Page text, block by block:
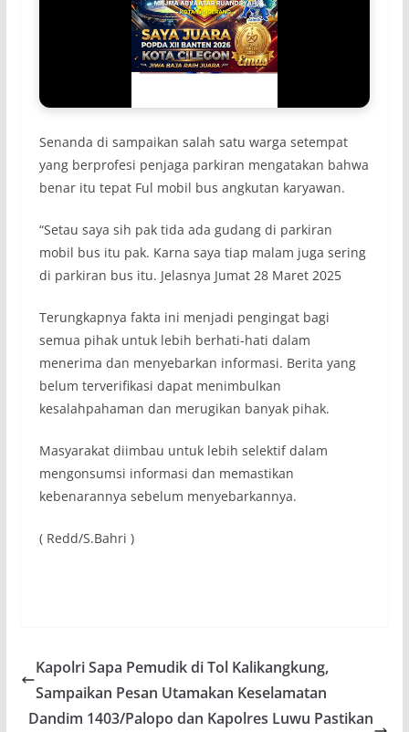
Senanda di sampaikan salah satu warga setempat
yang berprofesi penjaga parkiran mengatakan bahwa
benar itu tepat Ful mobil bus angkutan karyawan.
“Setau saya sih pak tida ada gudang di parkiran
mobil bus itu pak. Karna saya tiap malam juga sering
di parkiran bus itu. Jelasnya Jumat 28 Maret 2025
Terungkapnya fakta ini menjadi pengingat bagi
semua pihak untuk lebih berhati-hati dalam
menerima dan menyebarkan informasi. Berita yang
belum terverifikasi dapat menimbulkan
kesalahpahaman dan merugikan banyak pihak.
Masyarakat diimbau untuk lebih selektif dalam
mengonsumsi informasi dan memastikan
kebenarannya sebelum menyebarkannya.
( Redd/S.Bahri )
Kapolri Sapa Pemudik di Tol Kalikangkung,
Sampaikan Pesan Utamakan Keselamatan
Dandim 1403/Palopo dan Kapolres Luwu Pastikan